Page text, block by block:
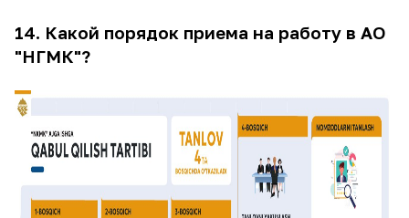
14. Какой порядок приема на работу в АО
"НГМК"?